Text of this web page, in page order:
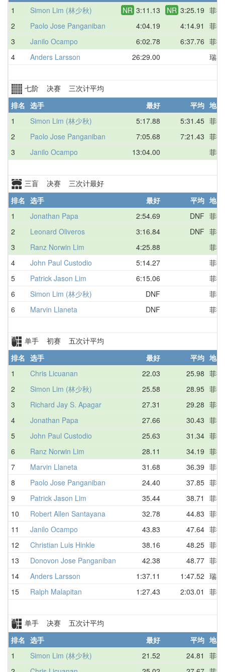
1
Simon Lim (林少秋) NR 3:11.13 NR 3:25.19 菲
2
Paolo Jose Panganiban 4:04.19 4:14.91
菲
3
Janilo Ocampo 6:02.78 6:37.76 菲
4
Anders Larsson 26:29.00 瑞典
七阶 决赛 三次计平均
排名 选手 最好 平均 地区
1
Simon Lim (林少秋) 5:17.88 5:31.45 菲
2
Paolo Jose Panganiban 7:05.68 7:21.43 菲
3
Janilo Ocampo 13:04.00 菲
三盲 决赛 三次计最好
排名 选手 最好 平均 地区
1
Jonathan Papa 2:54.69 DNF 菲
2
Leonard Oliveros 3:16.84 DNF 菲
3
Ranz Norwin Lim 4:25.88
菲
4
John Paul Custodio 5:14.27
菲
5
Patrick Jason Lim 6:15.06
菲
6
Simon Lim (林少秋) DNF
菲
6
Marvin Llaneta DNF 菲
单手 初赛 五次计平均
排名 选手 最好 平均 地区
1
Chris Licuanan 22.03 25.98 菲
2
Simon Lim (林少秋) 25.58 28.95 菲
3
Richard Jay S. Apagar 27.31 29.28 菲
4
Jonathan Papa 27.66 30.43 菲
5
John Paul Custodio 25.63 31.34 菲
6
Ranz Norwin Lim 28.11 34.19 菲
7
Marvin Llaneta 31.68 36.39 菲
8
Paolo Jose Panganiban 24.40 37.85 菲
9
Patrick Jason Lim 35.44 38.71
菲
10
Robert Allen Santayana 32.78 44.83 菲
11
Janilo Ocampo 43.83 47.64 菲
12
Christian Luis Hinkle 38.16 48.25 菲
13
Donovon Jose Panganiban 42.38 48.77 菲
14
Anders Larsson 1:37.11 1:47.52 瑞典
15
Ralph Malapitan 1:27.43 2:03.01 菲
单手 决赛 五次计平均
排名 选手 最好 平均 地区
1
Simon Lim (林少秋) 21.52 24.81
菲